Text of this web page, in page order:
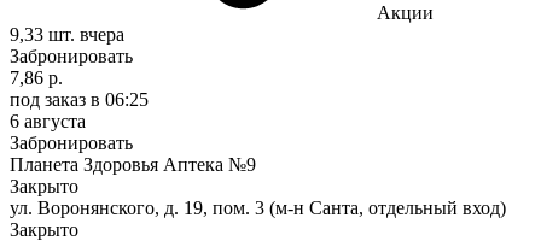
Акции
9,33 шт. вчера
Забронировать
7,86 р.
под заказ в 06:25
6 августа
Забронировать
Планета Здоровья Аптека №9
Закрыто
ул. Воронянского, д. 19, пом. 3 (м-н Санта, отдельный вход)
Закрыто